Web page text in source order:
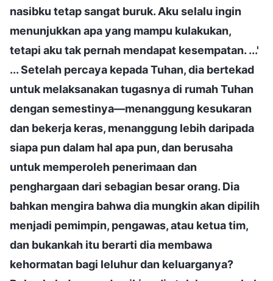
nasibku tetap sangat buruk. Aku selalu ingin
menunjukkan apa yang mampu kulakukan,
tetapi aku tak pernah mendapat kesempatan. ...'
... Setelah percaya kepada Tuhan, dia bertekad
untuk melaksanakan tugasnya di rumah Tuhan
dengan semestinya—menanggung kesukaran
dan bekerja keras, menanggung lebih daripada
siapa pun dalam hal apa pun, dan berusaha
untuk memperoleh penerimaan dan
penghargaan dari sebagian besar orang. Dia
bahkan mengira bahwa dia mungkin akan dipilih
menjadi pemimpin, pengawas, atau ketua tim,
dan bukankah itu berarti dia membawa
kehormatan bagi leluhur dan keluarganya?